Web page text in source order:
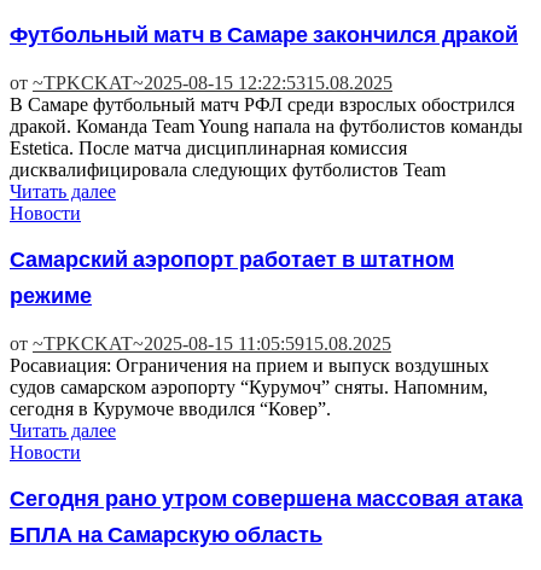
Футбольный матч в Самаре закончился дракой
от ~TPKCKAT~2025-08-15 12:22:5315.08.2025
В Самаре футбольный матч РФЛ среди взрослых обострился
дракой. Команда Team Young напала на футболистов команды
Estetica. После матча дисциплинарная комиссия
дисквалифицировала следующих футболистов Team
Читать далее
Новости
Самарский аэропорт работает в штатном
режиме
от ~TPKCKAT~2025-08-15 11:05:5915.08.2025
Росавиация: Ограничения на прием и выпуск воздушных
судов самарском аэропорту “Курумоч” сняты. Напомним,
сегодня в Курумоче вводился “Ковер”.
Читать далее
Новости
Сегодня рано утром совершена массовая атака
БПЛА на Самарскую область